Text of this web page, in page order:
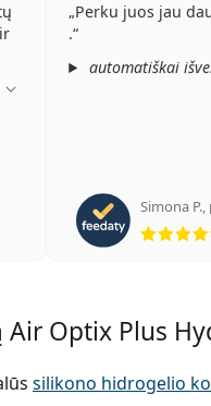
Perku juos jau
.
automatiškai
Simona P.,
Optix Plus
silikono hidrogelio